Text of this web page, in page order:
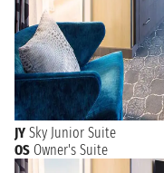
JY Sky Junior Suite
OS Owner's Suite